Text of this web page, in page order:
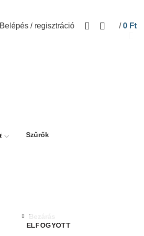
Belépés / regisztráció / 0 Ft
Szűrők
ELFOGYOTT
Bezárás